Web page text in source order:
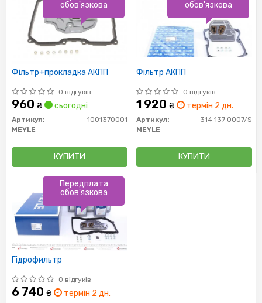
Фільтр+прокладка АКПП
0 відгуків
960 ₴ сьогодні
Артикул:
1001370001
MEYLE
КУПИТИ
обов'язкова
Фільтр АКПП
0 відгуків
1 920 ₴ термін 2 дн.
Артикул:
314 137 0007/S
MEYLE
КУПИТИ
обов'язкова
Гідрофильтр
0 відгуків
6 740 ₴ термін 2 дн.
Передплата
обов'язкова